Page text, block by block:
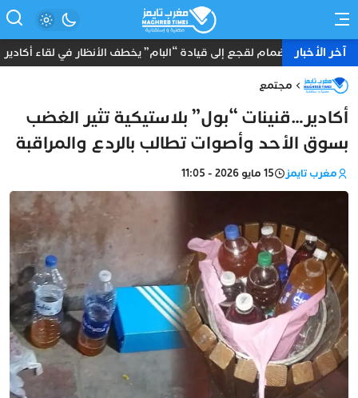
آخر الأخبارانضمام لقجع إلى قيادة “البام” يخطف الأنظار في لقاء أكادير
مجتمع
أكادير…قنينات “بول” بلاستيكية تثير الغضب
بسوق الأحد وأصوات تطالب بالردع والمراقبة
مغرب تايمز 15 مايو 2026 - 11:05